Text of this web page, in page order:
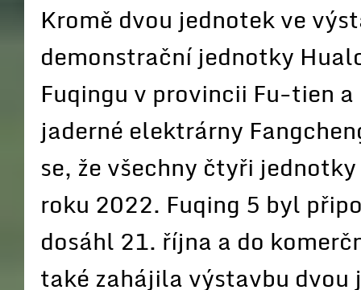
Kromě dvou jednotek ve
demonstrační jednotky
Fuqingu v provincii Fu-tien
jaderné elektrárny
se, že všechny čtyři
roku 2022. Fuqing 5 byl
dosáhl 21. října a do
také zahájila výstavbu